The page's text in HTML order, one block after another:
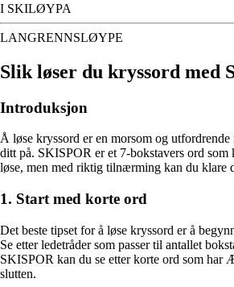
I SKILØYPA
LANGRENNSLØYPE
Slik løser du kryssord med
Introduksjon
Å løse kryssord er en morsom og utfordrende
ditt på. SKISPOR er et 7-bokstavers ord
løse, men med riktig tilnærming kan du klare
1. Start med korte ord
Det beste tipset for å løse kryssord er å
Se etter ledetråder som passer til antallet
SKISPOR kan du se etter korte ord som
slutten.